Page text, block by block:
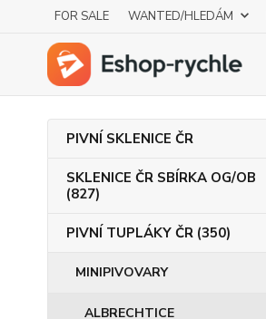
FOR SALE WANTED/HLEDÁM
PIVNÍ SKLENICE ČR
SKLENICE ČR SBÍRKA OG/OB
(827)
PIVNÍ TUPLÁKY ČR (350)
MINIPIVOVARY
ALBRECHTICE